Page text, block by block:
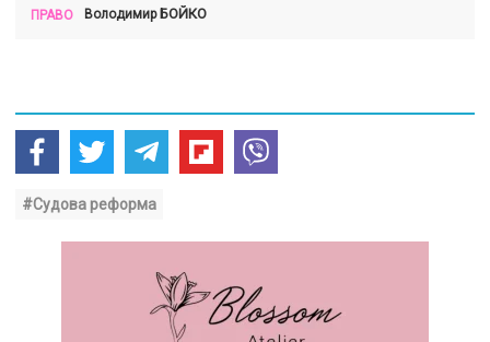
ПРАВО ВолодимирБОЙКО
#Судова реформа